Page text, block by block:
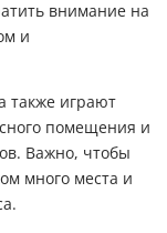
внимание на
и
также играют
помещения и
Важно, чтобы
много места и